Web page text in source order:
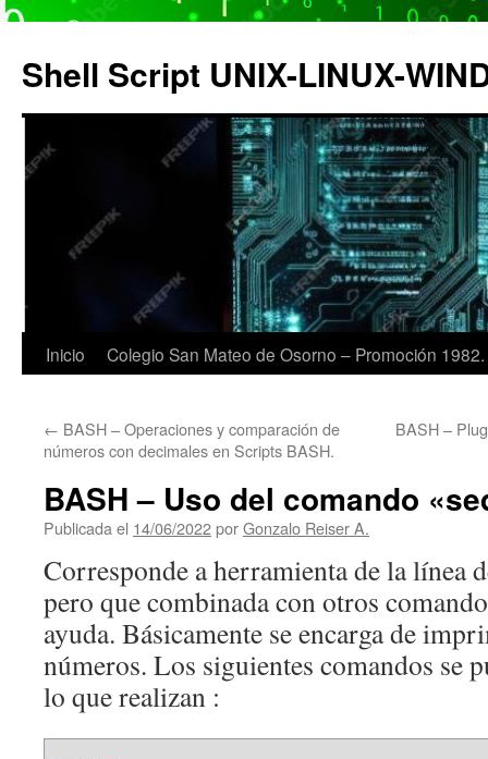
contenido
Shell Script UNIX-LINUX-
Inicio Colegio San Mateo de Osorno – Promoción 1982.
← BASH – Operaciones y comparación de
números con decimales en Scripts BASH.
BASH –
BASH – Uso del comando
Publicada el 14/06/2022porGonzalo Reiser A.
Corresponde a herramienta de la línea
pero que combinada con otros
ayuda. Básicamente se encarga de
números. Los siguientes comandos se
lo que realizan :